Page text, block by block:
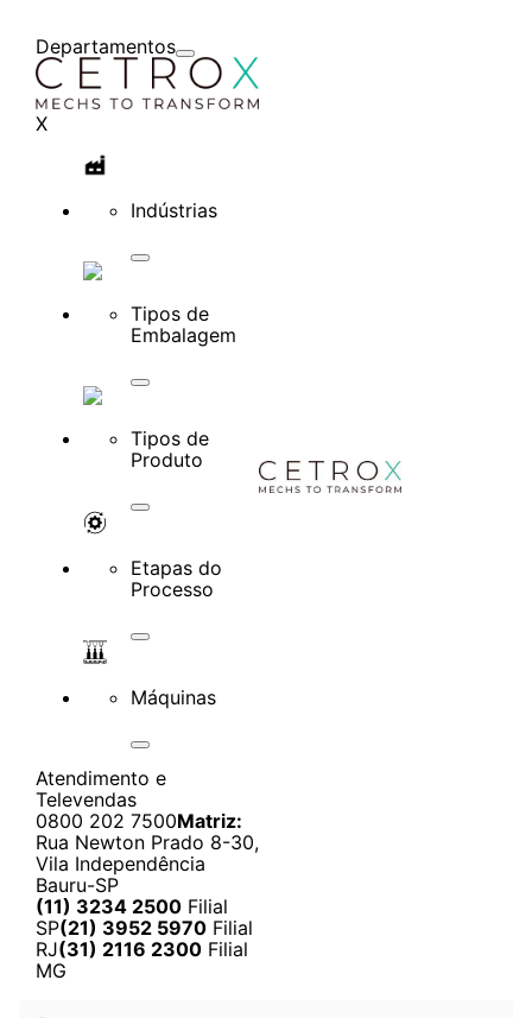
Departamentos
X
Indústrias
Tipos de
Embalagem
Tipos de
Produto
Etapas do
Processo
Máquinas
Atendimento e
Televendas
0800 202 7500Matriz:
Rua Newton Prado 8-30,
Vila Independência
Bauru-SP
(11) 3234 2500 Filial
SP(21) 3952 5970 Filial
RJ(31) 2116 2300 Filial
MG